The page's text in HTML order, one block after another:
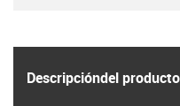
Descripción­del producto